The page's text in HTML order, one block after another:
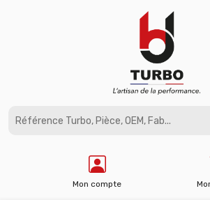
Mon compte
Panneau de gestion des cookies